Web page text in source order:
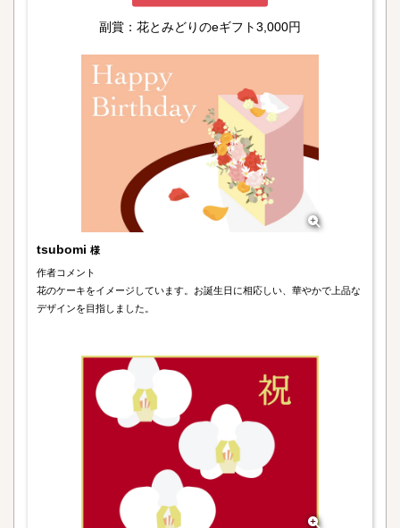
副賞：花とみどりのeギフト3,000円
tsubomi 様
作者コメント
花のケーキをイメージしています。お誕生日に相応しい、華やかで上品な
デザインを目指しました。